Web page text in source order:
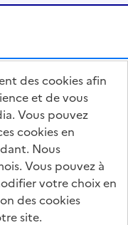
des cookies afin
et de vous
Vous pouvez
cookies en
Nous
Vous pouvez à
votre choix en
des cookies
site.